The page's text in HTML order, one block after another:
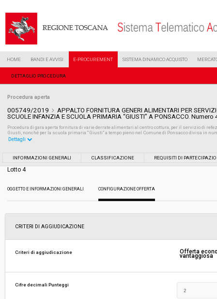
HOME BANDI E AVVISI E-PROCUREMENT SISTEMA DINAMICO ACQUISTO
DETTAGLIO PROCEDURA
Procedura aperta
005749/2019
APPALTO FORNITURA GENERI ALIMENTARI PER
SCUOLE INFANZIA E SCUOLA PRIMARIA “GIUSTI” A PONSACCO.
Procedura di gara aperta fornitura di varie derrate alimentari al centro cottura, per il servizio di
Giusti, nonché per la scuola primaria “Giusti” a tempo pieno nel Comune di Ponsacco divisa in
Tipo di contratto:
10/04/2019 10:44
Svolgimento:
Responsabile attuale:
UNIONE DEI COMUNI PARCO ALTAVALDERA -
Dettagli
INFORMAZIONI GENERALI CLASSIFICAZIONE REQUISITI DI
Lotto 4
OGGETTO E INFORMAZIONI GENERALI CONFIGURAZIONE OFFERTA
CRITERI DI AGGIUDICAZIONE
Criteri di aggiudicazione Offerta
vantaggiosa
Cifre decimali Punteggi